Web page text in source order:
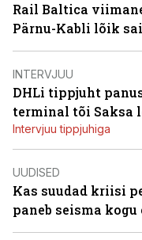
Rail Baltica
Pärnu-Kabli lõik
INTERVJUU
DHLi tippjuht
terminal tõi Saksa
Intervjuu tippjuhiga
UUDISED
Kas suudad kriisi
paneb seisma